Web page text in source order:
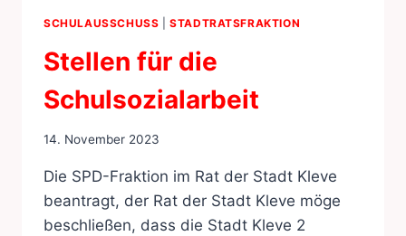
SCHULAUSSCHUSS |STADTRATSFRAKTION
Stellen für die
Schulsozialarbeit
14. November 2023
Die SPD-Fraktion im Rat der Stadt Kleve
beantragt, der Rat der Stadt Kleve möge
beschließen, dass die Stadt Kleve 2